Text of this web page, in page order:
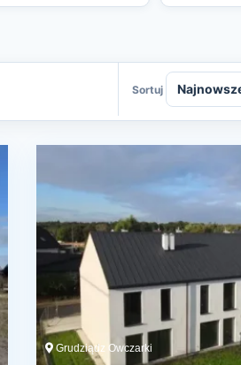
Sortuj
Grudziądz Owczarki